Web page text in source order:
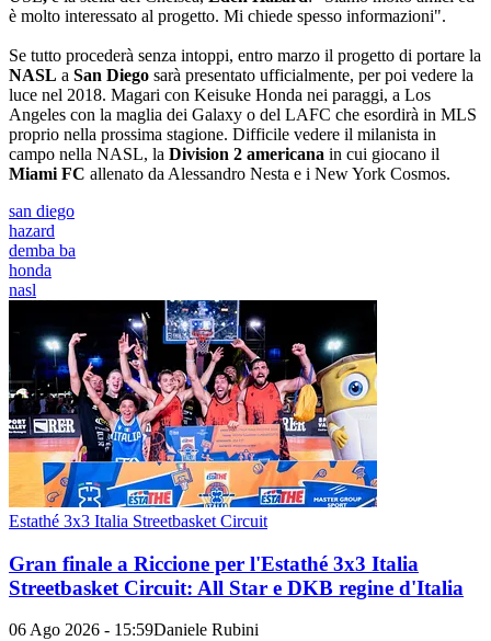
è molto interessato al progetto. Mi chiede spesso informazioni".
Se tutto procederà senza intoppi, entro marzo il progetto di portare la
NASL a San Diego sarà presentato ufficialmente, per poi vedere la
luce nel 2018. Magari con Keisuke Honda nei paraggi, a Los
Angeles con la maglia dei Galaxy o del LAFC che esordirà in MLS
proprio nella prossima stagione. Difficile vedere il milanista in
campo nella NASL, la Division 2 americana in cui giocano il
Miami FC allenato da Alessandro Nesta e i New York Cosmos.
san diego
hazard
demba ba
honda
nasl
Estathé 3x3 Italia Streetbasket Circuit
Gran finale a Riccione per l'Estathé 3x3 Italia
Streetbasket Circuit: All Star e DKB regine d'Italia
06 Ago 2026 - 15:59Daniele Rubini